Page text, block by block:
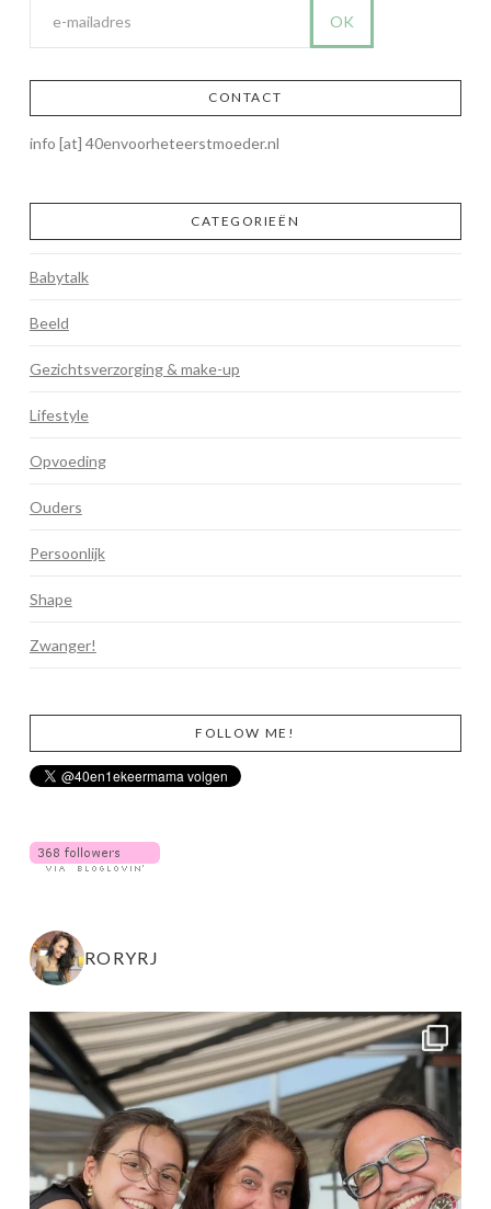
CONTACT
info [at] 40envoorheteerstmoeder.nl
CATEGORIEËN
Babytalk
Beeld
Gezichtsverzorging & make-up
Lifestyle
Opvoeding
Ouders
Persoonlijk
Shape
Zwanger!
FOLLOW ME!
RORYRJ